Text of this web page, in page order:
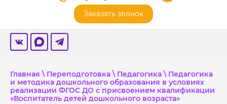
Заказать звонок
Главная \ Переподготовка \ Педагогика \ Педагогика
и методика дошкольного образования в условиях
реализации ФГОС ДО с присвоением квалификации
«Воспитатель детей дошкольного возраста»